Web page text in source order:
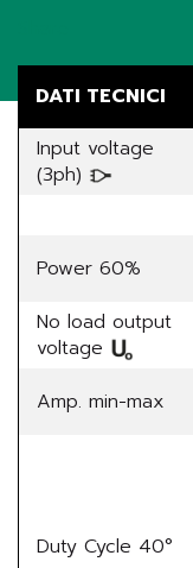
DATI TECNICI
Input voltage
(3ph)
Power 60%
No load output
voltage
Amp. min-max
Duty Cycle 40°